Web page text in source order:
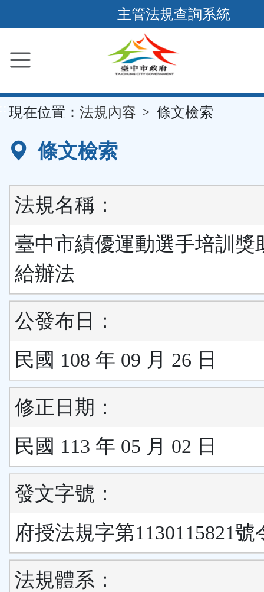
到
要
容
區
主管法規查詢系統
現在位置： 法規內容 條文檢索
條文檢索
法規名稱：
臺中市績優運動選手培訓獎
給辦法
公發布日：
民國 108 年 09 月 26 日
修正日期：
民國 113 年 05 月 02 日
發文字號：
府授法規字第1130115821號
法規體系：